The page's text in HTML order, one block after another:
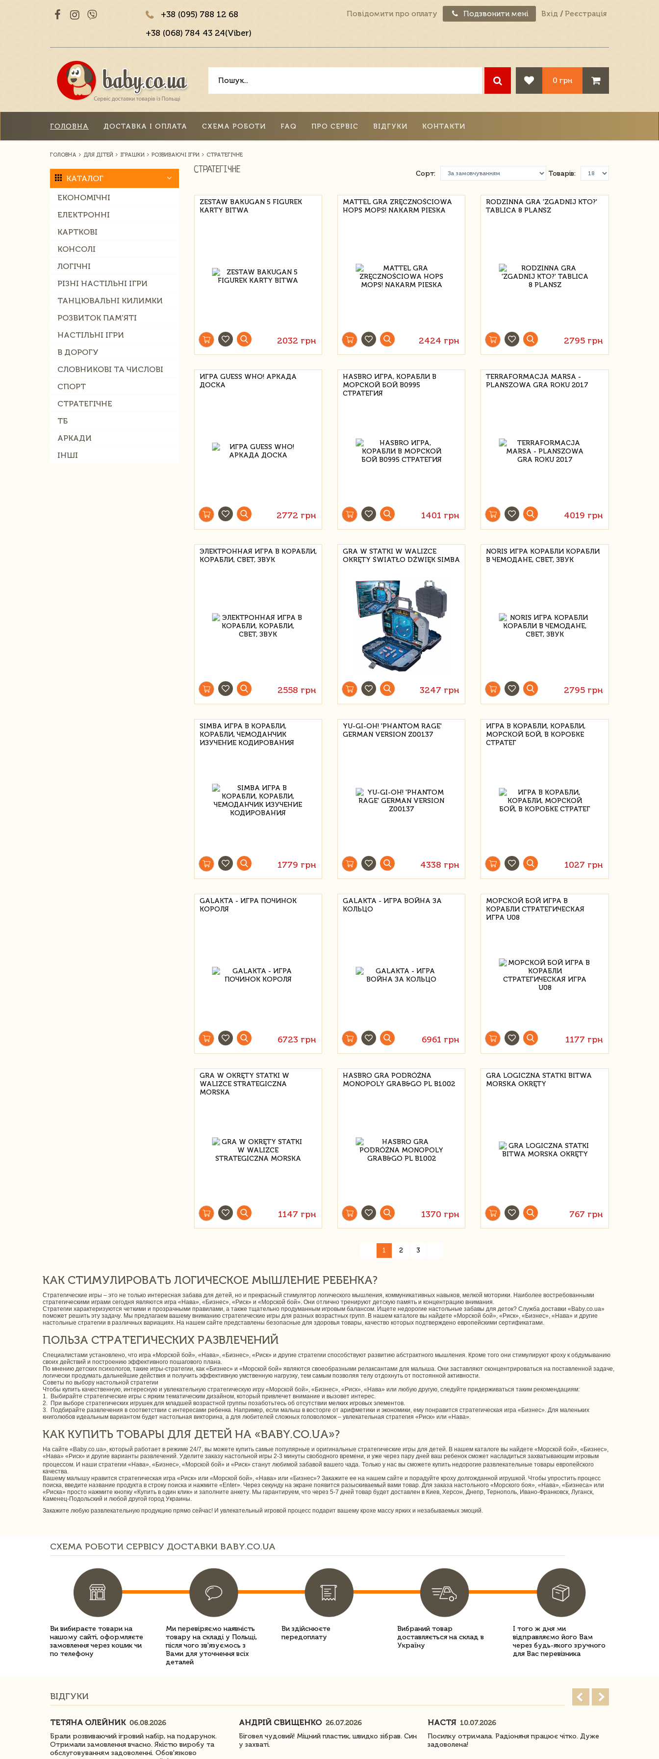
+38 (095) 788 12 68
+38 (068) 784 43 24(Viber)
Повідомити про оплату Подзвонити мені Вхід / Реєстрація
0 грн
ГОЛОВНА ДОСТАВКА І ОПЛАТА СХЕМА РОБОТИ FAQ ПРО СЕРВІС ВІДГУКИ КОНТАКТИ
ГОЛОВНА ДЛЯ ДІТЕЙ ІГРАШКИ РОЗВИВАЮЧІ ІГРИ СТРАТЕГІЧНЕ
КАТАЛОГ
ЕКОНОМІЧНІ
ЕЛЕКТРОННІ
КАРТКОВІ
КОНСОЛІ
ЛОГІЧНІ
РІЗНІ НАСТІЛЬНІ ІГРИ
ТАНЦЮВАЛЬНІ КИЛИМКИ
РОЗВИТОК ПАМ'ЯТІ
НАСТІЛЬНІ ІГРИ
В ДОРОГУ
СЛОВНИКОВІ ТА ЧИСЛОВІ
СПОРТ
СТРАТЕГІЧНЕ
ТБ
АРКАДИ
ІНШІ
СТРАТЕГІЧНЕ Товарів:
Сорт:
ZESTAW BAKUGAN 5 FIGUREK
KARTY BITWA
2032 грн
MATTEL GRA ZRĘCZNOŚCIOWA
HOPS MOPS! NAKARM PIESKA
2424 грн
RODZINNA GRA 'ZGADNIJ KTO?'
TABLICA 8 PLANSZ
2795 грн
ИГРА GUESS WHO! АРКАДА
ДОСКА
2772 грн
HASBRO ИГРА, КОРАБЛИ В
МОРСКОЙ БОЙ B0995
СТРАТЕГИЯ
1401 грн
TERRAFORMACJA MARSA -
PLANSZOWA GRA ROKU 2017
4019 грн
ЭЛЕКТРОННАЯ ИГРА В КОРАБЛИ,
КОРАБЛИ, СВЕТ, ЗВУК
2558 грн
GRA W STATKI W WALIZCE
OKRĘTY ŚWIATŁO DŹWIĘK SIMBA
3247 грн
NORIS ИГРА КОРАБЛИ КОРАБЛИ
В ЧЕМОДАНЕ, СВЕТ, ЗВУК
2795 грн
SIMBA ИГРА В КОРАБЛИ,
КОРАБЛИ, ЧЕМОДАНЧИК
ИЗУЧЕНИЕ КОДИРОВАНИЯ
1779 грн
YU-GI-OH! 'PHANTOM RAGE'
GERMAN VERSION Z00137
4338 грн
ИГРА В КОРАБЛИ, КОРАБЛИ,
МОРСКОЙ БОЙ, В КОРОБКЕ
СТРАТЕГ
1027 грн
GALAKTA - ИГРА ПОЧИНОК
КОРОЛЯ
6723 грн
GALAKTA - ИГРА ВОЙНА ЗА
КОЛЬЦО
6961 грн
МОРСКОЙ БОЙ ИГРА В
КОРАБЛИ СТРАТЕГИЧЕСКАЯ
ИГРА U08
1177 грн
GRA W OKRĘTY STATKI W
WALIZCE STRATEGICZNA
MORSKA
1147 грн
HASBRO GRA PODRÓŻNA
MONOPOLY GRAB&GO PL B1002
1370 грн
GRA LOGICZNA STATKI BITWA
MORSKA OKRĘTY
767 грн
1 2 3
КАК СТИМУЛИРОВАТЬ ЛОГИЧЕСКОЕ МЫШЛЕНИЕ РЕБЕНКА?
Стратегические игры – это не только интересная забава для детей, но и прекрасный стимулятор логического мышления, коммуникативных навыков, мелкой моторики. Наиболее востребованными
стратегическими играми сегодня являются игра «Нава», «Бизнес», «Риск» и «Морской бой». Они отлично тренируют детскую память и концентрацию внимания.
Стратегии характеризуются четкими и прозрачными правилами, а также тщательно продуманным игровым балансом. Ищете недорогие настольные забавы для деток? Служба доставки «Baby.co.ua»
поможет решить эту задачу. Мы предлагаем вашему вниманию стратегические игры для разных возрастных групп. В нашем каталоге вы найдете «Морской бой», «Риск», «Бизнес», «Нава» и другие
настольные стратегии в различных вариациях. На нашем сайте представлены безопасные для здоровья товары, качество которых подтверждено европейскими сертификатами.
ПОЛЬЗА СТРАТЕГИЧЕСКИХ РАЗВЛЕЧЕНИЙ
Специалистами установлено, что игра «Морской бой», «Нава», «Бизнес», «Риск» и другие стратегии способствуют развитию абстрактного мышления. Кроме того они стимулируют кроху к обдумыванию
своих действий и построению эффективного пошагового плана.
По мнению детских психологов, такие игры-стратегии, как «Бизнес» и «Морской бой» являются своеобразными релаксантами для малыша. Они заставляют сконцентрироваться на поставленной задаче,
логически продумать дальнейшие действия и получить эффективную умственную нагрузку, тем самым позволяя телу отдохнуть от постоянной активности.
Советы по выбору настольной стратегии
Чтобы купить качественную, интересную и увлекательную стратегическую игру «Морской бой», «Бизнес», «Риск», «Нава» или любую другую, следуйте придерживаться таким рекомендациям:
1. Выбирайте стратегические игры с ярким тематическим дизайном, который привлечет внимание и вызовет интерес.
2. При выборе стратегических игрушек для младшей возрастной группы позаботьтесь об отсутствии мелких игровых элементов.
3. Подбирайте развлечения в соответствии с интересами ребенка. Например, если малыш в восторге от арифметики и экономики, ему понравится стратегическая игра «Бизнес». Для маленьких
книголюбов идеальным вариантом будет настольная викторина, а для любителей сложных головоломок – увлекательная стратегия «Риск» или «Нава».
КАК КУПИТЬ ТОВАРЫ ДЛЯ ДЕТЕЙ НА «BABY.CO.UA»?
На сайте «Baby.co.ua», который работает в режиме 24/7, вы можете купить самые популярные и оригинальные стратегические игры для детей. В нашем каталоге вы найдете «Морской бой», «Бизнес»,
«Нава» «Риск» и другие варианты развлечений. Уделите заказу настольной игры 2-3 минуты свободного времени, и уже через пару дней ваш ребенок сможет насладиться захватывающим игровым
процессом. И наши стратегии «Нава», «Бизнес», «Морской бой» и «Риск» станут любимой забавой вашего чада. Только у нас вы сможете купить недорогие развлекательные товары европейского
качества.
Вашему малышу нравится стратегическая игра «Риск» или «Морской бой», «Нава» или «Бизнес»? Закажите ее на нашем сайте и порадуйте кроху долгожданной игрушкой. Чтобы упростить процесс
поиска, введите название продукта в строку поиска и нажмите «Enter». Через секунду на экране появится разыскиваемый вами товар. Для заказа настольного «Морского боя», «Нава», «Бизнеса» или
«Риска» просто нажмите кнопку «Купить в один клик» и заполните анкету. Мы гарантируем, что через 5-7 дней товар будет доставлен в Киев, Херсон, Днепр, Тернополь, Ивано-Франковск, Луганск,
Каменец-Подольский и любой другой город Украины.
Закажите любую развлекательную продукцию прямо сейчас! И увлекательный игровой процесс подарит вашему крохе массу ярких и незабываемых эмоций.
СХЕМА РОБОТИ СЕРВІСУ ДОСТАВКИ BABY.CO.UA
Ви вибираєте товари на
нашому сайті, оформляєте
замовлення через кошик чи
по телефону
Ми перевіряємо наявність
товару на складі у Польщі,
після чого зв'язуємось з
Вами для уточнення всіх
деталей
Ви здійснюєте
передоплату
Вибраний товар
доставляється на склад в
Україну
І того ж дня ми
відправляємо його Вам
через будь-якого зручного
для Вас перевізника
ВІДГУКИ
ТЕТЯНА ОЛЕЙНИК 06.08.2026
Брали розвиваючий ігровий набір, на подарунок.
Отримали замовлення вчасно. Якістю виробу та
обслуговуванням задоволенні. Обов'язково
АНДРІЙ СВИЩЕНКО 26.07.2026
Біговел чудовий! Міцний пластик, швидко зібрав. Син
у захваті.
НАСТЯ 10.07.2026
Посилку отримала. Радіоняня працює чітко. Дуже
задоволена!